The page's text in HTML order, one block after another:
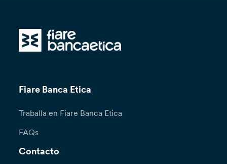
Fiare Banca Etica
Traballa en Fiare Banca Etica
FAQs
Contacto